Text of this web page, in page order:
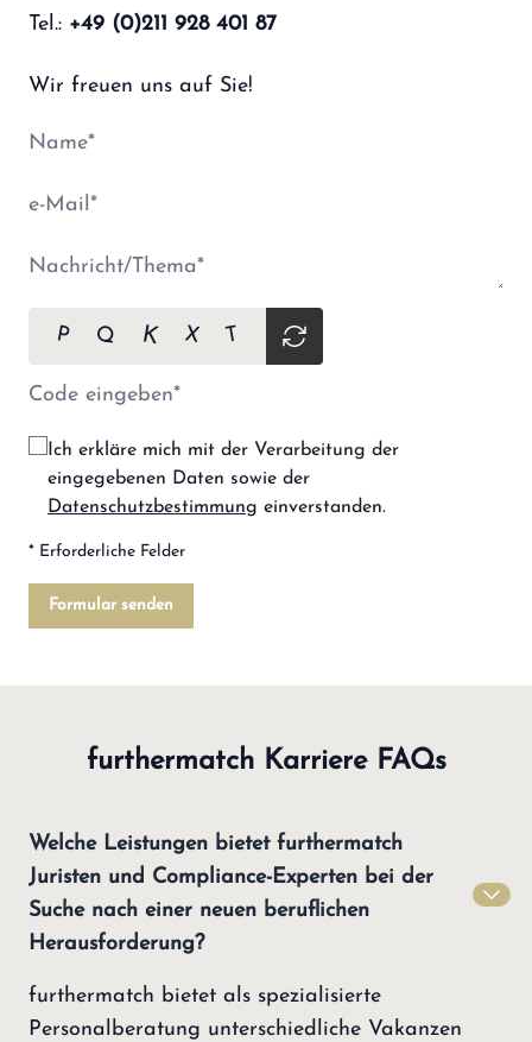
Tel.: +49 (0)211 928 401 87
Wir freuen uns auf Sie!
P Q K X T
Ich erkläre mich mit der Verarbeitung der
eingegebenen Daten sowie der
Datenschutzbestimmung einverstanden.
* Erforderliche Felder
Formular senden
furthermatch Karriere FAQs
Welche Leistungen bietet furthermatch
Juristen und Compliance-Experten bei der
Suche nach einer neuen beruflichen
Herausforderung?
furthermatch bietet als spezialisierte
Personalberatung unterschiedliche Vakanzen